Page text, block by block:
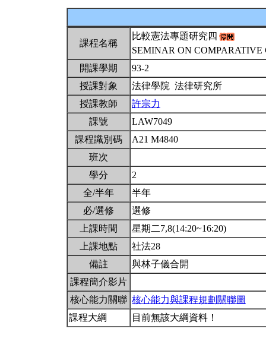
課程名稱
比較憲法專題研究四
SEMINAR ON
開課學期
93-2
授課對象
法律學院 法律研究所
授課教師
許宗力
課號
LAW7049
課程識別碼
A21 M4840
班次
學分
2
全/半年
半年
必/選修
選修
上課時間
星期二7,8(14:20~16:20)
上課地點
社法28
備註
與林子儀合開
課程簡介影片
核心能力關聯 核心能力與課程規劃關聯圖
課程大綱
目前無該大綱資料！